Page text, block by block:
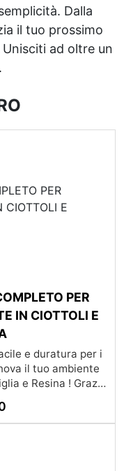
Dalla
il tuo prossimo
ad oltre un
PER
IN CIOTTOLI E
e duratura per i
il tuo ambiente
e Resina ! Grazie
diventa un gioco
molto semplice e –